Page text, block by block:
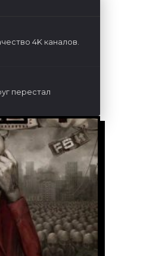
4K каналов.
перестал